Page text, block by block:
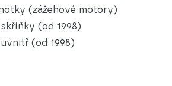
(zážehové motory)
(od 1998)
(od 1998)